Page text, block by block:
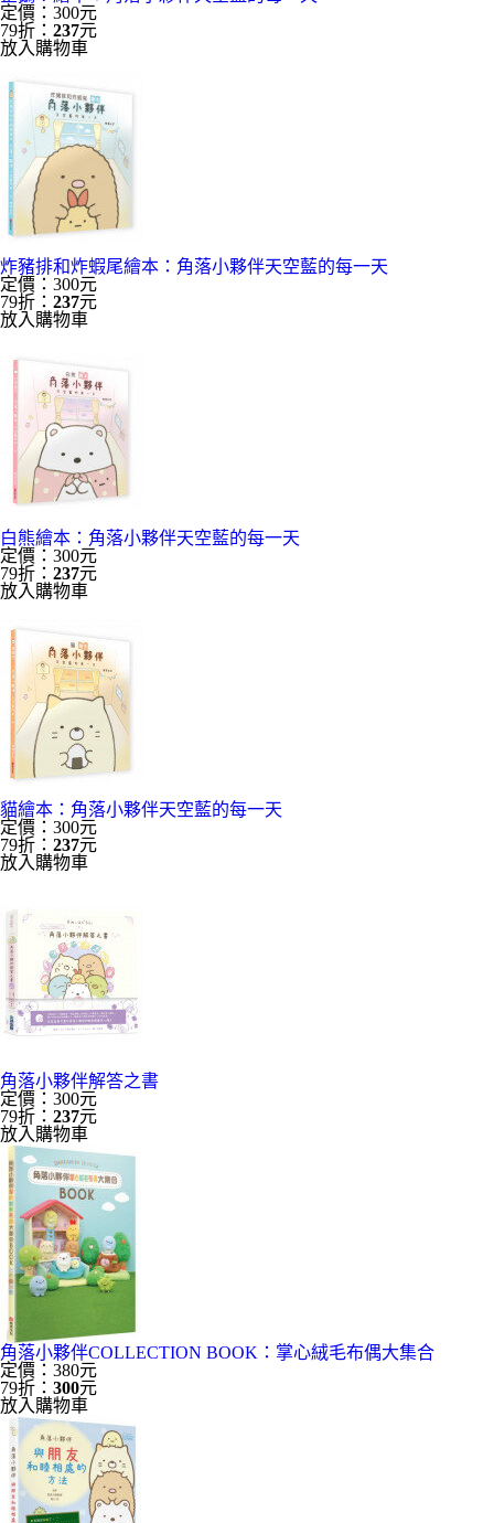
定價：300元
79折： 237元
放入購物車
炸豬排和炸蝦尾繪本：角落小夥伴天空藍的每一天
定價：300元
79折： 237元
放入購物車
白熊繪本：角落小夥伴天空藍的每一天
定價：300元
79折： 237元
放入購物車
貓繪本：角落小夥伴天空藍的每一天
定價：300元
79折： 237元
放入購物車
角落小夥伴解答之書
定價：300元
79折： 237元
放入購物車
角落小夥伴COLLECTION BOOK：掌心絨毛布偶大集合
定價：380元
79折： 300元
放入購物車